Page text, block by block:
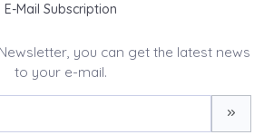
E-Mail Subscription
you can get the latest news
to your e-mail.